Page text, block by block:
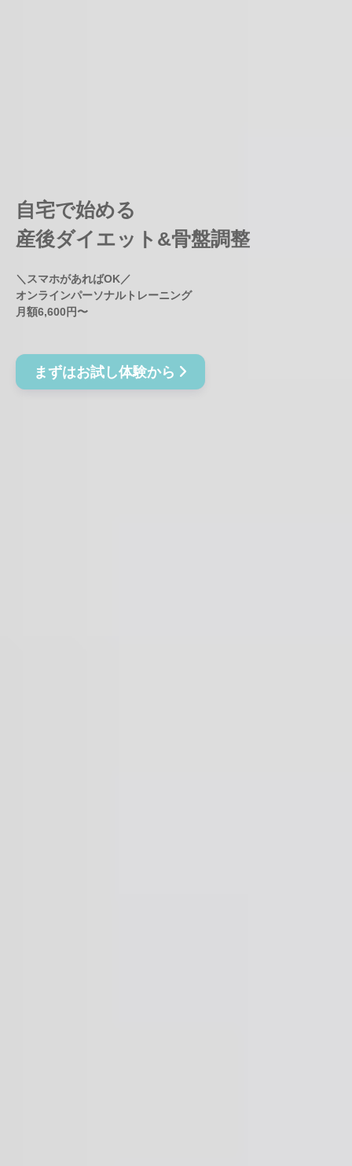
自宅で始める
産後ダイエット&骨盤調整
＼スマホがあればOK／
オンラインパーソナルトレーニング
月額6,600円〜
まずはお試し体験から